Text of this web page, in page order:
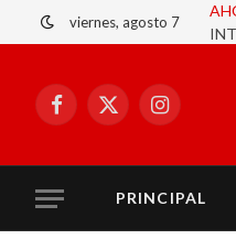
viernes, agosto 7
Facebook
X
Instagram
PRINCIPAL